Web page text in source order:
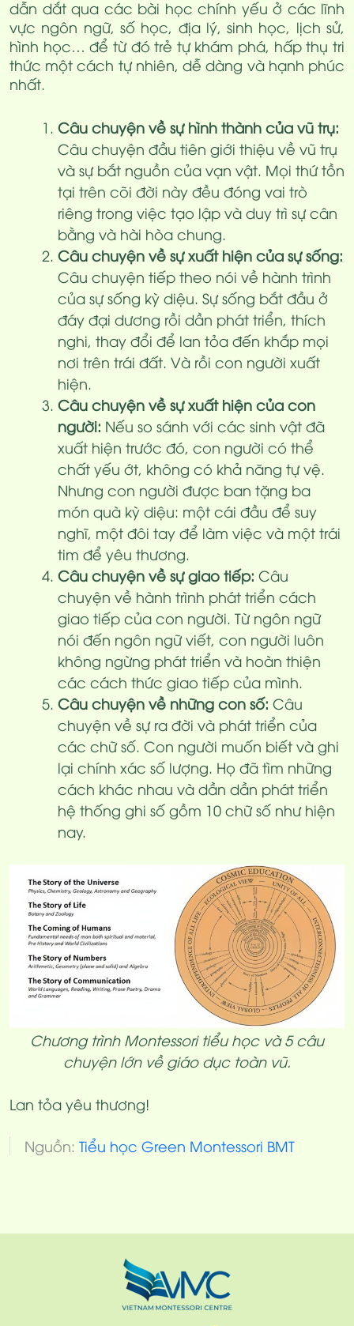
dẫn dắt qua các bài học chính yếu ở các lĩnh
vực ngôn ngữ, số học, địa lý, sinh học, lịch sử,
hình học… để từ đó trẻ tự khám phá, hấp thụ tri
thức một cách tự nhiên, dễ dàng và hạnh phúc
nhất.
Câu chuyện về sự hình thành của vũ trụ:
Câu chuyện đầu tiên giới thiệu về vũ trụ
và sự bắt nguồn của vạn vật. Mọi thứ tồn
tại trên cõi đời này đều đóng vai trò
riêng trong việc tạo lập và duy trì sự cân
bằng và hài hòa chung.
Câu chuyện về sự xuất hiện của sự sống:
Câu chuyện tiếp theo nói về hành trình
của sự sống kỳ diệu. Sự sống bắt đầu ở
đáy đại dương rồi dần phát triển, thích
nghi, thay đổi để lan tỏa đến khắp mọi
nơi trên trái đất. Và rồi con người xuất
hiện.
Câu chuyện về sự xuất hiện của con
người: Nếu so sánh với các sinh vật đã
xuất hiện trước đó, con người có thể
chất yếu ớt, không có khả năng tự vệ.
Nhưng con người được ban tặng ba
món quà kỳ diệu: một cái đầu để suy
nghĩ, một đôi tay để làm việc và một trái
tim để yêu thương.
Câu chuyện về sự giao tiếp: Câu
chuyện về hành trình phát triển cách
giao tiếp của con người. Từ ngôn ngữ
nói đến ngôn ngữ viết, con người luôn
không ngừng phát triển và hoàn thiện
các cách thức giao tiếp của mình.
Câu chuyện về những con số: Câu
chuyện về sự ra đời và phát triển của
các chữ số. Con người muốn biết và ghi
lại chính xác số lượng. Họ đã tìm những
cách khác nhau và dần dần phát triển
hệ thống ghi số gồm 10 chữ số như hiện
nay.
Chương trình Montessori tiểu học và 5 câu
chuyện lớn về giáo dục toàn vũ.
Lan tỏa yêu thương!
Nguồn: Tiểu học Green Montessori BMT